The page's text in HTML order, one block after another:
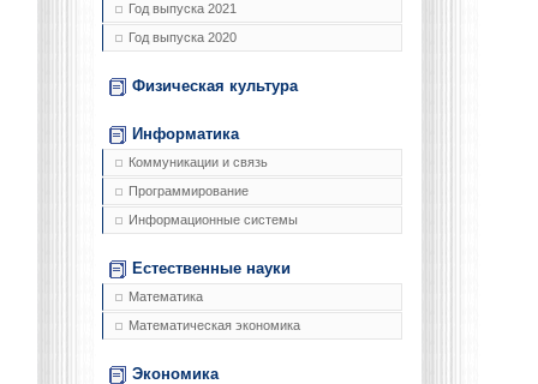
Год выпуска 2021
Год выпуска 2020
Физическая культура
Информатика
Коммуникации и связь
Программирование
Информационные системы
Естественные науки
Математика
Математическая экономика
Экономика